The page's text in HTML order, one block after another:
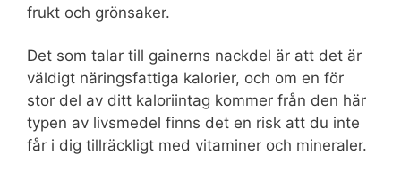
frukt och grönsaker.
Det som talar till gainerns nackdel är att det är
väldigt näringsfattiga kalorier, och om en för
stor del av ditt kaloriintag kommer från den här
typen av livsmedel finns det en risk att du inte
får i dig tillräckligt med vitaminer och mineraler.